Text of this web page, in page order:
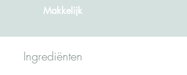
Makkelijk
Ingrediënten